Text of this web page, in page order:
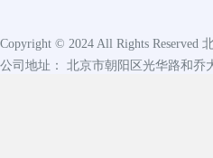
Copyright © 2024 All Rights Reserved
公司地址： 北京市朝阳区光华路和乔